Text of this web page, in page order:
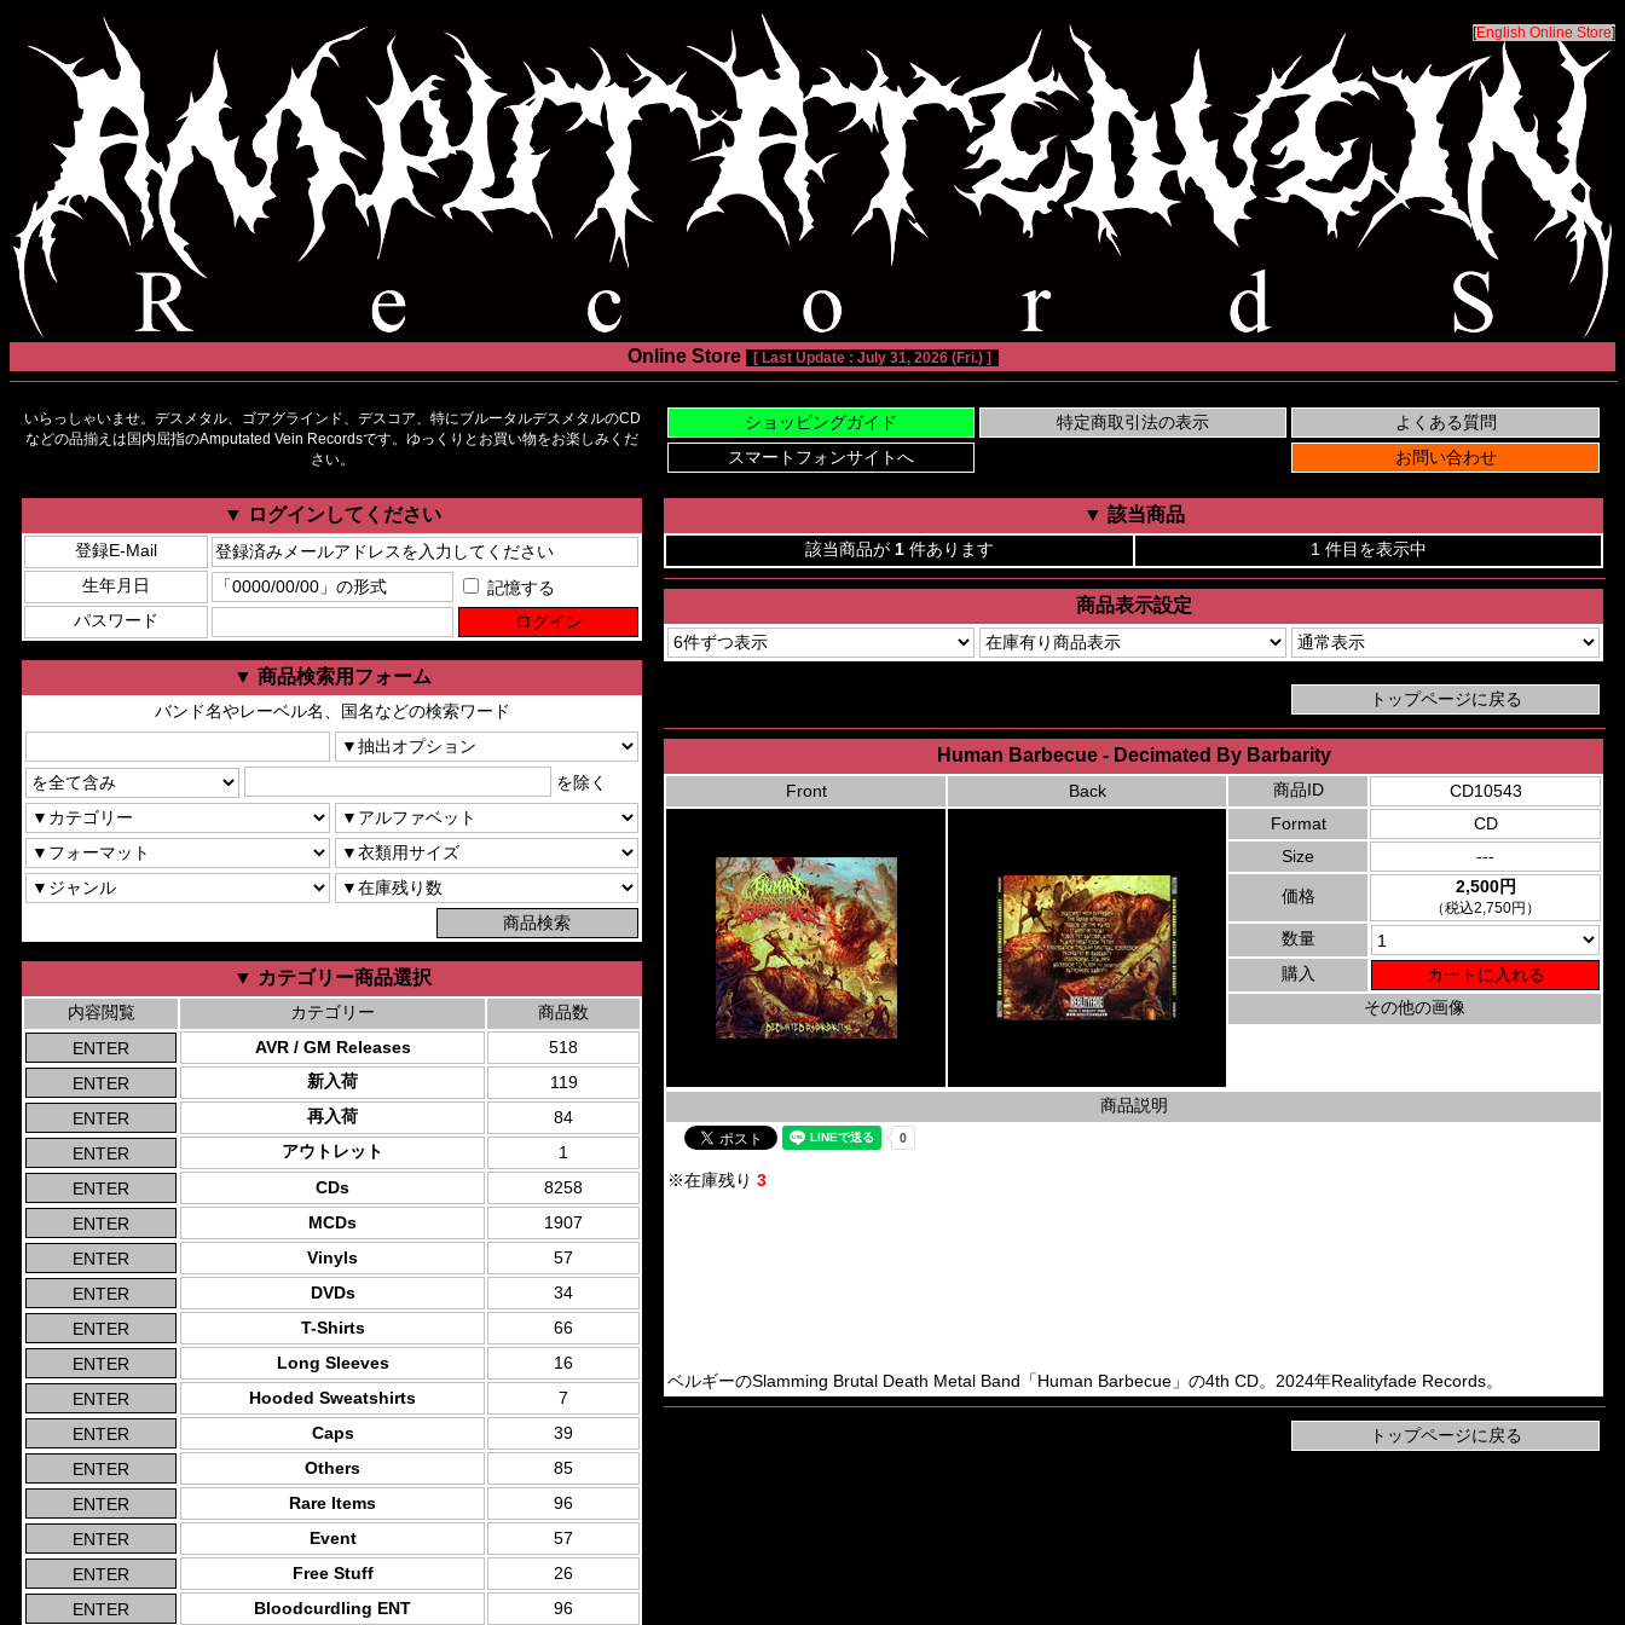
[English Online Store]
Online Store [ Last Update : July 31, 2026 (Fri.) ]
いらっしゃいませ。デスメタル、ゴアグラインド、デスコア、特にブルータルデスメタルのCD
などの品揃えは国内屈指のAmputated Vein Recordsです。ゆっくりとお買い物をお楽しみくだ
さい。
▼ ログインしてください
登録E-Mail
生年月日
記憶する
パスワード
▼ 商品検索用フォーム
バンド名やレーベル名、国名などの検索ワード
を除く
▼ カテゴリー商品選択
内容閲覧 カテゴリー
商品数
AVR / GM Releases
518
新入荷
119
再入荷
84
アウトレット
1
CDs
8258
MCDs
1907
Vinyls
57
DVDs
34
T-Shirts
66
Long Sleeves
16
Hooded Sweatshirts
7
Caps
39
Others
85
Rare Items
96
Event
57
Free Stuff
26
Bloodcurdling ENT
96
▼ 該当商品
該当商品が 1 件あります 1 件目を表示中
商品表示設定
Human Barbecue - Decimated By Barbarity
Front Back 商品ID
CD10543
Format
CD
Size
---
価格 2,500円
（税込2,750円）
数量
購入
その他の画像
商品説明
※在庫残り 3
ベルギーのSlamming Brutal Death Metal Band「Human Barbecue」の4th CD。2024年Realityfade Records。